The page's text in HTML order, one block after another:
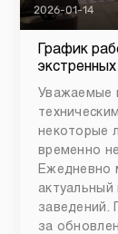
2026-01-14
График
Уважаемые
некоторые
временно
Ежедневно
заведений.
за